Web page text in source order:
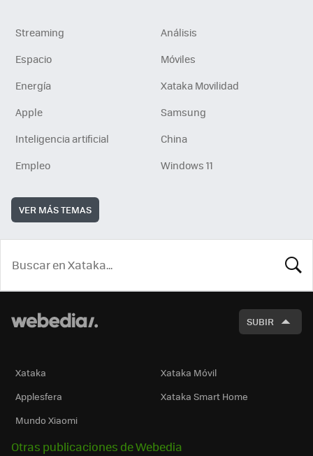
Streaming
Análisis
Espacio
Móviles
Energía
Xataka Movilidad
Apple
Samsung
Inteligencia artificial
China
Empleo
Windows 11
VER MÁS TEMAS
SUBIR
Xataka
Xataka Móvil
Applesfera
Xataka Smart Home
Mundo Xiaomi
Otras publicaciones de Webedia